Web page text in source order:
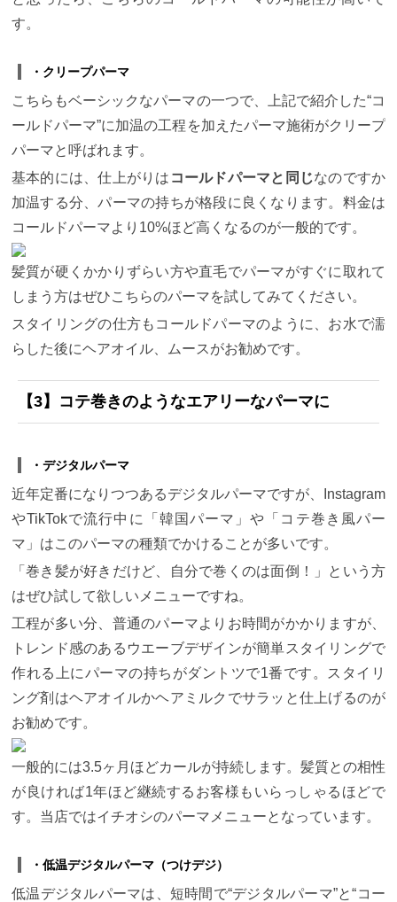
す。
・クリープパーマ
こちらもベーシックなパーマの一つで、上記で紹介した“コ
ールドパーマ”に加温の工程を加えたパーマ施術がクリープ
パーマと呼ばれます。
基本的には、仕上がりは コールドパーマと同じなのですか
加温する分、パーマの持ちが格段に良くなります。料金は
コールドパーマより10%ほど高くなるのが一般的です。
髪質が硬くかかりずらい方や直毛でパーマがすぐに取れて
しまう方はぜひこちらのパーマを試してみてください。
スタイリングの仕方もコールドパーマのように、お水で濡
らした後にヘアオイル、ムースがお勧めです。
【3】 コテ巻きのようなエアリーなパーマに
・デジタルパーマ
近年定番になりつつあるデジタルパーマですが、Instagram
やTikTokで流行中に「韓国パーマ」や「コテ巻き風パー
マ」はこのパーマの種類でかけることが多いです。
「巻き髪が好きだけど、自分で巻くのは面倒！」という方
はぜひ試して欲しいメニューですね。
工程が多い分、普通のパーマよりお時間がかかりますが、
トレンド感のあるウエーブデザインが簡単スタイリングで
作れる上にパーマの持ちがダントツで1番です。スタイリ
ング剤はヘアオイルかヘアミルクでサラッと仕上げるのが
お勧めです。
一般的には3.5ヶ月ほどカールが持続します。髪質との相性
が良ければ1年ほど継続するお客様もいらっしゃるほどで
す。当店ではイチオシのパーマメニューとなっています。
・低温デジタルパーマ（つけデジ）
低温デジタルパーマは、短時間で“デジタルパーマ”と“コー